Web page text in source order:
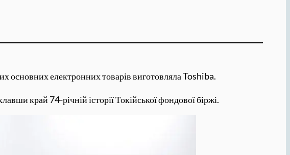
основних електронних товарів виготовляла Toshiba.
край 74-річній історії Токійської фондової біржі.